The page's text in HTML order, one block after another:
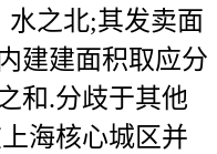
水之北;其发卖面
建建面积取应分
和.分歧于其他
海核心城区并